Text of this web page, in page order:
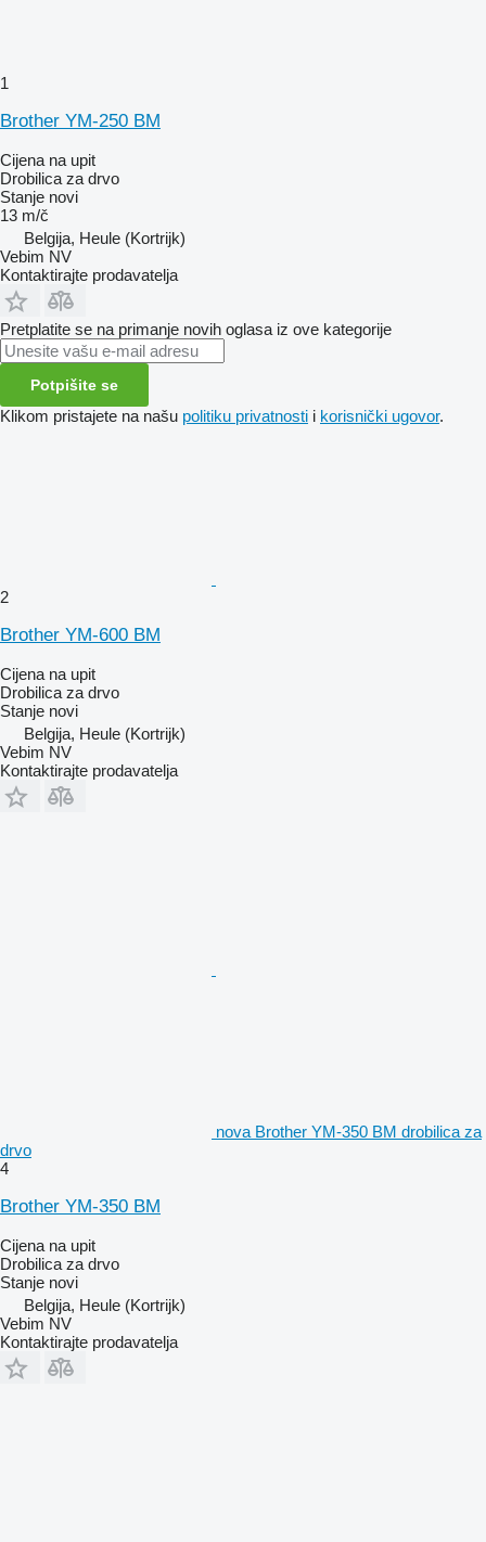
1
Brother YM-250 BM
Cijena na upit
Drobilica za drvo
Stanje novi
13 m/č
Belgija, Heule (Kortrijk)
Vebim NV
Kontaktirajte prodavatelja
Pretplatite se na primanje novih oglasa iz ove kategorije
Potpišite se
Klikom pristajete na našu politiku privatnosti i korisnički ugovor.
2
Brother YM-600 BM
Cijena na upit
Drobilica za drvo
Stanje novi
Belgija, Heule (Kortrijk)
Vebim NV
Kontaktirajte prodavatelja
nova Brother YM-350 BM drobilica za
drvo
4
Brother YM-350 BM
Cijena na upit
Drobilica za drvo
Stanje novi
Belgija, Heule (Kortrijk)
Vebim NV
Kontaktirajte prodavatelja